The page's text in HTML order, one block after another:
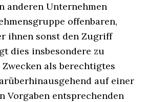
anderen Unternehmen
offenbaren,
ihnen sonst den Zugriff
dies insbesondere zu
als berechtigtes
auf einer
Vorgaben entsprechenden